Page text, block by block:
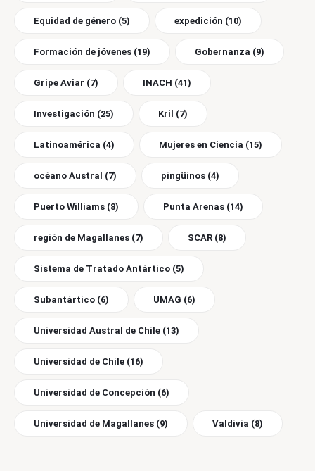
Equidad de género (5) expedición (10)
Formación de jóvenes (19) Gobernanza (9)
Gripe Aviar (7) INACH (41)
Investigación (25) Kril (7)
Latinoamérica (4) Mujeres en Ciencia (15)
océano Austral (7) pingüinos (4)
Puerto Williams (8) Punta Arenas (14)
región de Magallanes (7) SCAR (8)
Sistema de Tratado Antártico (5)
Subantártico (6) UMAG (6)
Universidad Austral de Chile (13)
Universidad de Chile (16)
Universidad de Concepción (6)
Universidad de Magallanes (9) Valdivia (8)